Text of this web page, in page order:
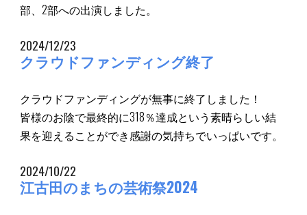
部、2部への出演しました。
2024/12/23
クラウドファンディング終了
クラウドファンディングが無事に終了しました！
皆様のお陰で最終的に318％達成という素晴らしい結
果を迎えることができ感謝の気持ちでいっぱいです。
2024/10/22
江古田のまちの芸術祭2024